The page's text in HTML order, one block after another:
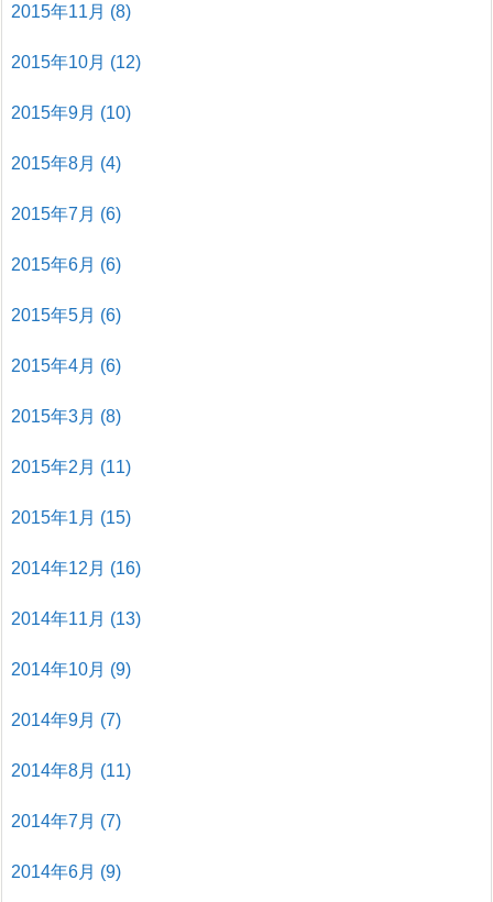
2015年11月 (8)
2015年10月 (12)
2015年9月 (10)
2015年8月 (4)
2015年7月 (6)
2015年6月 (6)
2015年5月 (6)
2015年4月 (6)
2015年3月 (8)
2015年2月 (11)
2015年1月 (15)
2014年12月 (16)
2014年11月 (13)
2014年10月 (9)
2014年9月 (7)
2014年8月 (11)
2014年7月 (7)
2014年6月 (9)